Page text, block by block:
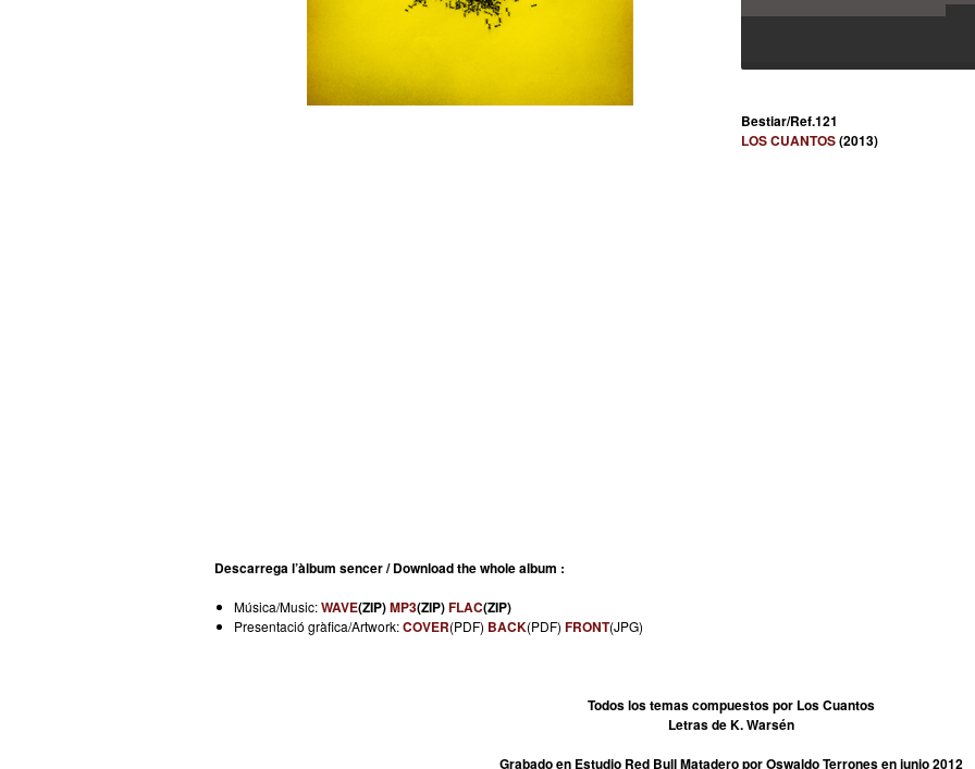
Bestiar/Ref.121
LOS CUANTOS(2013)
Descarrega l’àlbum sencer / Download the whole album :
Música/Music:WAVE(ZIP)MP3(ZIP)FLAC(ZIP)
Presentació gràfica/Artwork:COVER(PDF) BACK(PDF) FRONT(JPG)
Todos los temas compuestos por Los Cuantos
Letras de K. Warsén
Grabado en Estudio Red Bull Matadero por Oswaldo Terrones en junio 2012